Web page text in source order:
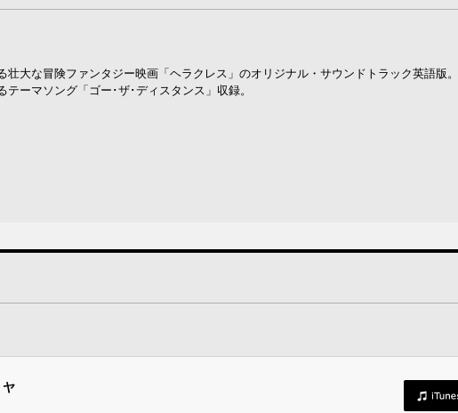
壮大な冒険ファンタジー映画「ヘラクレス」のオリジナル・サウンドトラック英語版。
ーマソング「ゴー･ザ･ディスタンス」収録。